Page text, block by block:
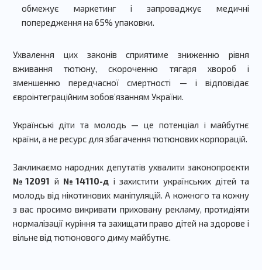
обмежує маркетинг і запроваджує медичні
попередження на 65% упаковки.
Ухвалення цих законів сприятиме зниженню рівня
вживання тютюну, скороченню тягаря хвороб і
зменшенню передчасної смертності — і відповідає
євроінтеграційним зобов’язанням України.
Українські діти та молодь — це потенціал і майбутнє
країни, а не ресурс для збагачення тютюнових корпорацій.
Закликаємо народних депутатів ухвалити законопроєкти
№12091 й №14110-д і захистити українських дітей та
молодь від нікотинових маніпуляцій. А кожного та кожну
з вас просимо викривати приховану рекламу, протидіяти
нормалізації куріння та захищати право дітей на здорове і
вільне від тютюнового диму майбутнє.